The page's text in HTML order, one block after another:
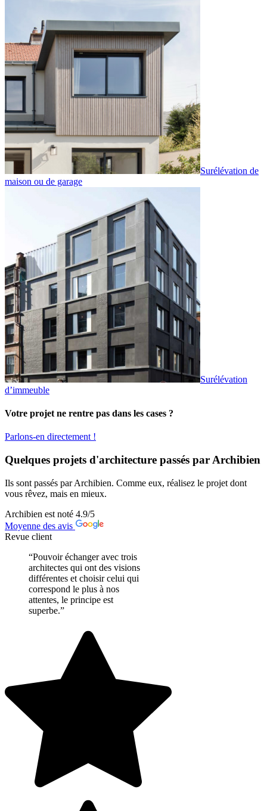
Surélévation de
maison ou de garage
Surélévation
d’immeuble
Votre projet ne rentre pas dans les cases ?
Parlons-en directement !
Quelques projets d'architecture passés par Archibien
Ils sont passés par Archibien. Comme eux, réalisez le projet dont
vous rêvez, mais en mieux.
Archibien est noté 4.9/5
Moyenne des avis
Revue client
“Pouvoir échanger avec trois
architectes qui ont des visions
différentes et choisir celui qui
correspond le plus à nos
attentes, le principe est
superbe.”